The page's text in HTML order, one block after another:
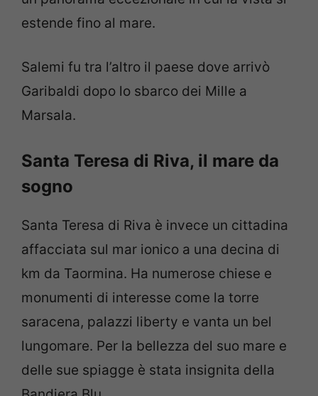
estende fino al mare.
Salemi fu tra l’altro il paese dove arrivò
Garibaldi dopo lo sbarco dei Mille a
Marsala.
Santa Teresa di Riva, il mare da
sogno
Santa Teresa di Riva è invece un cittadina
affacciata sul mar ionico a una decina di
km da Taormina. Ha numerose chiese e
monumenti di interesse come la torre
saracena, palazzi liberty e vanta un bel
lungomare. Per la bellezza del suo mare e
delle sue spiagge è stata insignita della